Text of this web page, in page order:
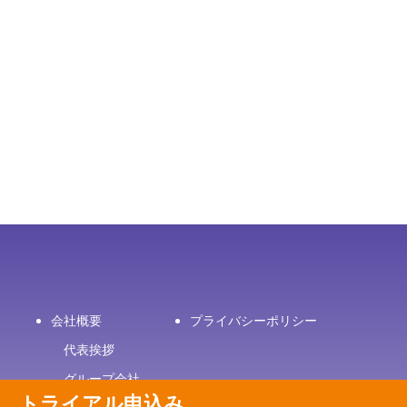
会社概要
代表挨拶
グループ会社
プライバシーポリシー